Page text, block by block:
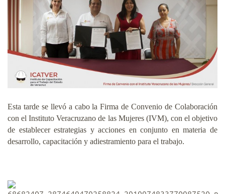
Esta tarde se llevó a cabo la Firma de Convenio de Colaboración
con el Instituto Veracruzano de las Mujeres (IVM), con el objetivo
de establecer estrategias y acciones en conjunto en materia de
desarrollo, capacitación y adiestramiento para el trabajo.